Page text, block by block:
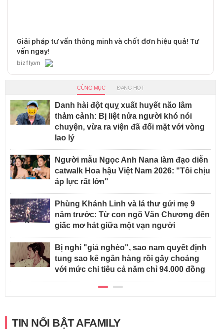
Giải pháp tư vấn thông minh và chốt đơn hiệu quả! Tư
vấn ngay!
bizfly.vn
CÙNG MỤC ĐANG HOT
Danh hài đột quỵ xuất huyết não lâm
thảm cảnh: Bị liệt nửa người khó nói
chuyện, vừa ra viện đã đối mặt với vòng
lao lý
Người mẫu Ngọc Anh Nana làm đạo diễn
catwalk Hoa hậu Việt Nam 2026: "Tôi chịu
áp lực rất lớn"
Phùng Khánh Linh và lá thư gửi mẹ 9
năm trước: Từ con ngõ Văn Chương đến
giấc mơ hát giữa một vạn người
Bị nghi "giả nghèo", sao nam quyết định
tung sao kê ngân hàng rồi gây choáng
với mức chi tiêu cả năm chỉ 94.000 đồng
TIN NỔI BẬT AFAMILY